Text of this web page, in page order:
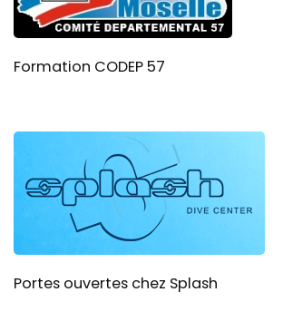
Formation CODEP 57
Portes ouvertes chez Splash